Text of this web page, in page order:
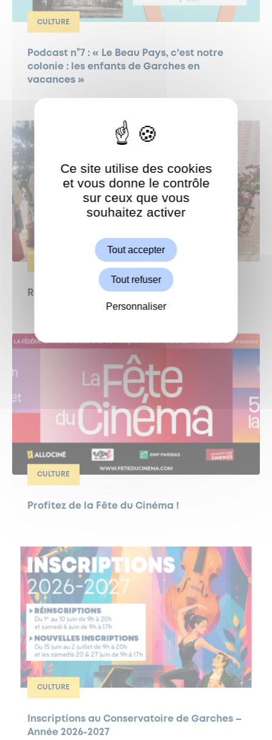
CULTURE
Podcast n°7 : « Le Beau Pays, c’est notre
colonie : les enfants de Garches en
vacances »
Remise du Prix Maurice Genevoix
CULTURE
Profitez de la Fête du Cinéma !
CULTURE
Inscriptions au Conservatoire de Garches –
Année 2026-2027
ShareThis est désactivé.
Ce site utilise des cookies
et vous donne le contrôle
sur ceux que vous
souhaitez activer
Tout accepter
Tout refuser
Personnaliser